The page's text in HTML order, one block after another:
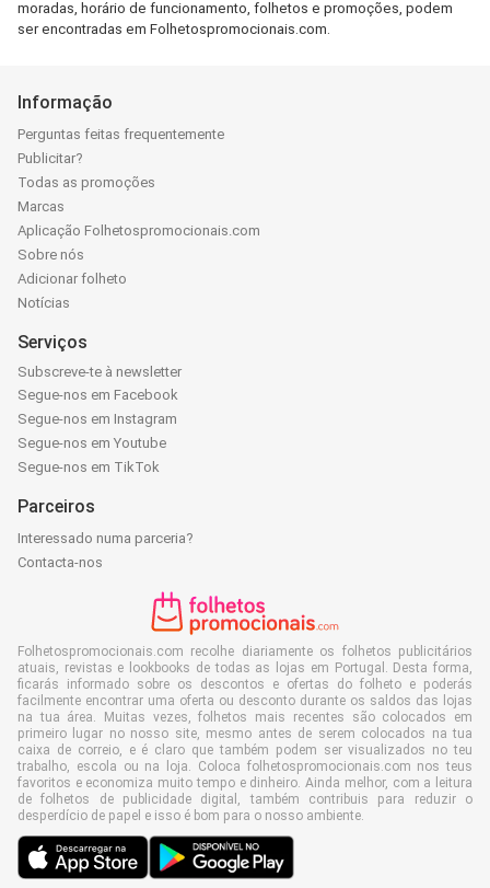
moradas, horário de funcionamento, folhetos e promoções, podem
ser encontradas em Folhetospromocionais.com.
Informação
Perguntas feitas frequentemente
Publicitar?
Todas as promoções
Marcas
Aplicação Folhetospromocionais.com
Sobre nós
Adicionar folheto
Notícias
Serviços
Subscreve-te à newsletter
Segue-nos em Facebook
Segue-nos em Instagram
Segue-nos em Youtube
Segue-nos em TikTok
Parceiros
Interessado numa parceria?
Contacta-nos
Folhetospromocionais.com recolhe diariamente os folhetos publicitários
atuais, revistas e lookbooks de todas as lojas em Portugal. Desta forma,
ficarás informado sobre os descontos e ofertas do folheto e poderás
facilmente encontrar uma oferta ou desconto durante os saldos das lojas
na tua área. Muitas vezes, folhetos mais recentes são colocados em
primeiro lugar no nosso site, mesmo antes de serem colocados na tua
caixa de correio, e é claro que também podem ser visualizados no teu
trabalho, escola ou na loja. Coloca folhetospromocionais.com nos teus
favoritos e economiza muito tempo e dinheiro. Ainda melhor, com a leitura
de folhetos de publicidade digital, também contribuis para reduzir o
desperdício de papel e isso é bom para o nosso ambiente.